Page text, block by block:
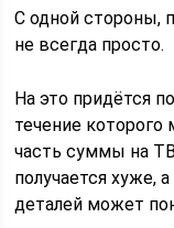
С одной стороны,
не всегда просто.
На это придётся
течение
часть суммы на
получается хуже,
деталей может